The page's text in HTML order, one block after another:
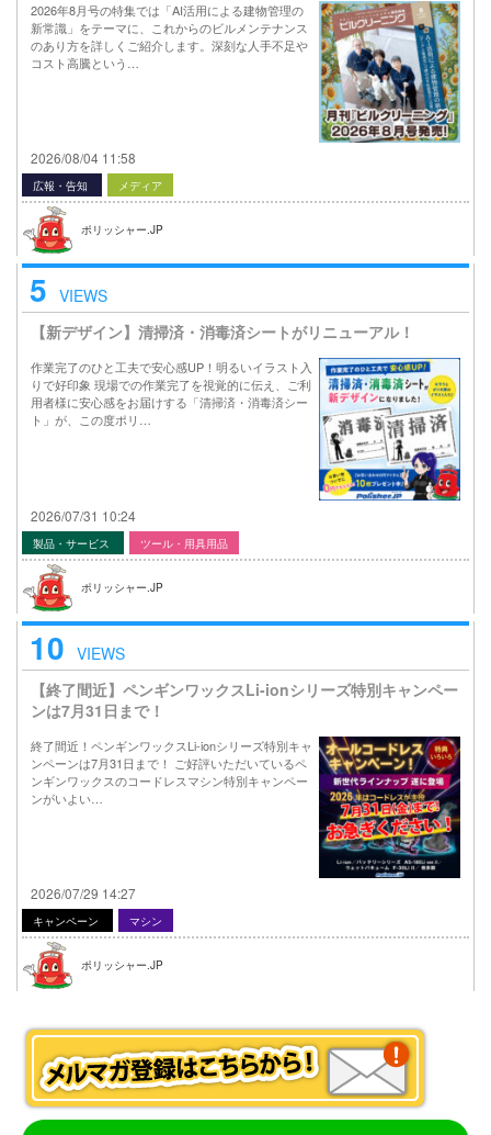
2026年8月号の特集では「AI活用による建物管理の
新常識」をテーマに、これからのビルメンテナンス
のあり方を詳しくご紹介します。深刻な人手不足や
コスト高騰という…
2026/08/04 11:58
広報・告知 メディア
ポリッシャー.JP
5 VIEWS
【新デザイン】清掃済・消毒済シートがリニューアル！
作業完了のひと工夫で安心感UP！明るいイラスト入
りで好印象 現場での作業完了を視覚的に伝え、ご利
用者様に安心感をお届けする「清掃済・消毒済シー
ト」が、この度ポリ…
2026/07/31 10:24
製品・サービス ツール・用具用品
ポリッシャー.JP
10 VIEWS
【終了間近】ペンギンワックスLi-ionシリーズ特別キャンペー
ンは7月31日まで！
終了間近！ペンギンワックスLi-ionシリーズ特別キャ
ンペーンは7月31日まで！ ご好評いただいているペ
ンギンワックスのコードレスマシン特別キャンペー
ンがいよい…
2026/07/29 14:27
キャンペーン マシン
ポリッシャー.JP